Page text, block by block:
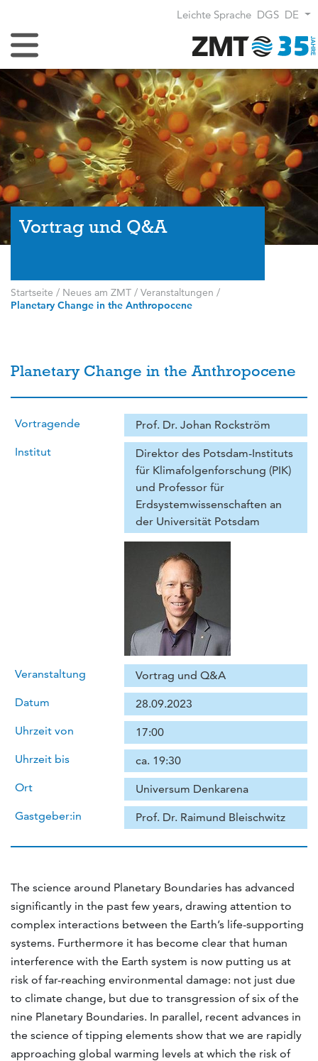
Leichte Sprache DGS DE
Navigation umschalten
Vortrag und Q&A
Startseite / Neues am ZMT / Veranstaltungen /
Planetary Change in the Anthropocene
Planetary Change in the Anthropocene
Vortragende
Prof. Dr. Johan Rockström
Institut
Direktor des Potsdam-Instituts
für Klimafolgenforschung (PIK)
und Professor für
Erdsystemwissenschaften an
der Universität Potsdam
Veranstaltung
Vortrag und Q&A
Datum
28.09.2023
Uhrzeit von
17:00
Uhrzeit bis
ca. 19:30
Ort
Universum Denkarena
Gastgeber:in
Prof. Dr. Raimund Bleischwitz
The science around Planetary Boundaries has advanced
significantly in the past few years, drawing attention to
complex interactions between the Earth’s life-supporting
systems. Furthermore it has become clear that human
interference with the Earth system is now putting us at
risk of far-reaching environmental damage: not just due
to climate change, but due to transgression of six of the
nine Planetary Boundaries. In parallel, recent advances in
the science of tipping elements show that we are rapidly
approaching global warming levels at which the risk of